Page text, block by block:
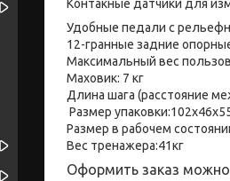
Контакные датчики для
Удобные педали с
12-гранные задние
Максимальный вес
Маховик: 7 кг
Длина шага (расстояние
Размер
Размер в рабочем
Вес тренажера:41кг
Оформить заказ